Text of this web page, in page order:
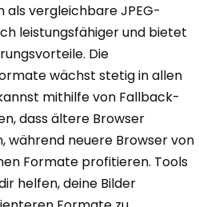
als vergleichbare JPEG-
leistungsfähiger und bietet
Die
wächst stetig in allen
mithilfe von Fallback-
dass ältere Browser
während neuere Browser von
Formate profitieren. Tools
helfen, deine Bilder